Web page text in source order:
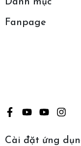
Danh mục
Fanpage
Cài đặt ứng